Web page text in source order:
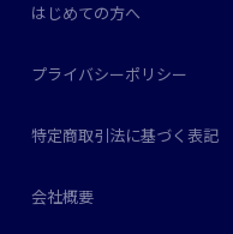
はじめての方へ
プライバシーポリシー
特定商取引法に基づく表記
会社概要